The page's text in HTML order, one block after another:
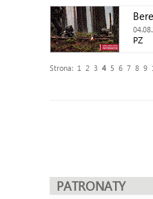
PZ
Strona: 1 2 3 4 5 6 7 8 9
PATRONATY